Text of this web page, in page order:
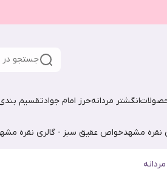
جستجو
انگشتر مردانهحرز امام جوادتقسیم
نقره مشهدخواص عقیق سبز - گالری نقره